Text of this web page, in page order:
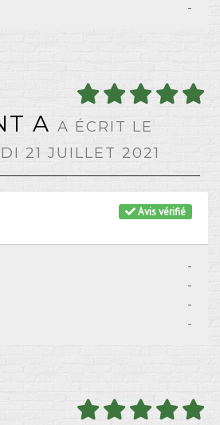
-
A A ÉCRIT LE
21 JUILLET 2021
Avis vérifié
-
-
-
-